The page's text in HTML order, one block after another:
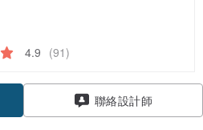
4.9 (91)
聯絡設計師